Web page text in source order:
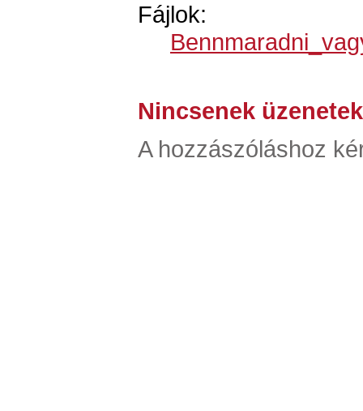
Fájlok:
Nincsenek üzenetek
A hozzászóláshoz